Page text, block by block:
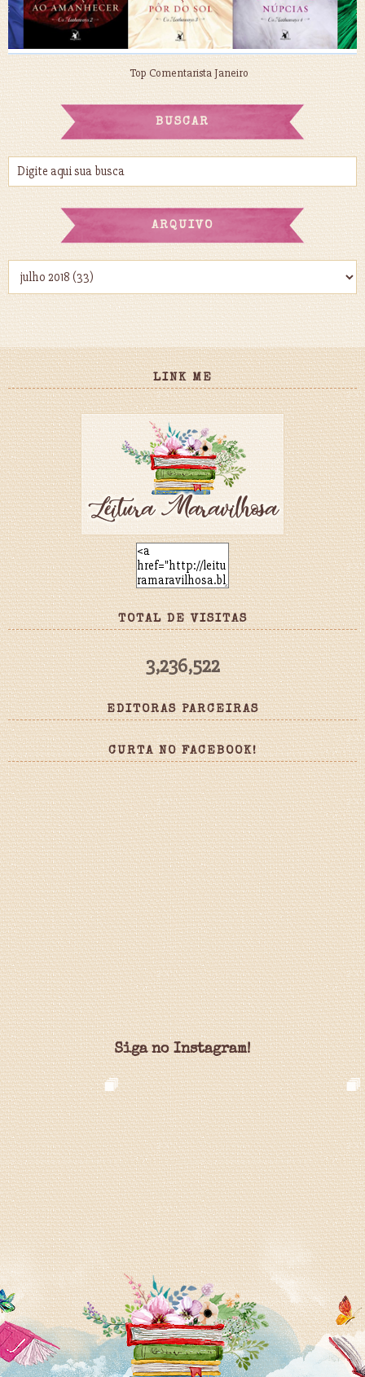
Top Comentarista Janeiro
BUSCAR
ARQUIVO
LINK ME
TOTAL DE VISITAS
3,236,522
EDITORAS PARCEIRAS
CURTA NO FACEBOOK!
Siga no Instagram!